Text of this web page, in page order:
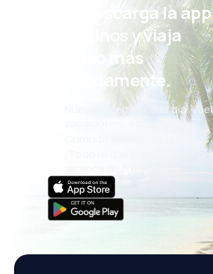
¡Eh! Descarga la
eDestinos y viaja
incluso más
cómodamente.
Nuevas ofertas cada día:
vacaciones, escapadas
Cómoda gestión de reservas
¡Todo lo que importa,